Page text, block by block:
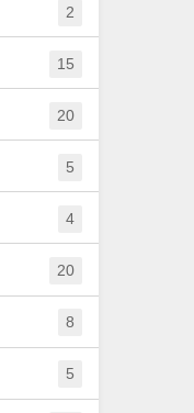
2
15
20
5
4
20
8
5